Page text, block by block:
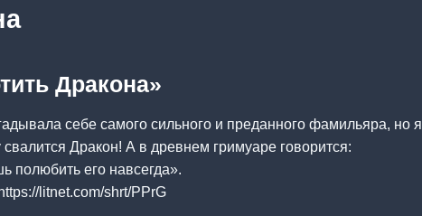
Дракона»
себе самого сильного и преданного фамильяра, но я
Дракон! А в древнем гримуаре говорится:
полюбить его навсегда».
litnet.com/shrt/PPrG